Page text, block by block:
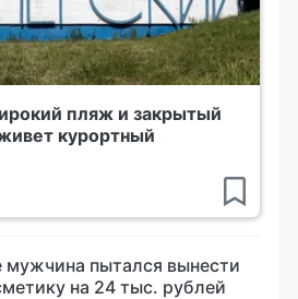
пляж и закрытый
курортный
мужчина пытался вынести
на 24 тыс. рублей